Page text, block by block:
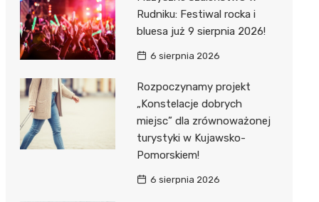
Rudniku: Festiwal rocka i
bluesa już 9 sierpnia 2026!
6 sierpnia 2026
Rozpoczynamy projekt
„Konstelacje dobrych
miejsc” dla zrównoważonej
turystyki w Kujawsko-
Pomorskiem!
6 sierpnia 2026